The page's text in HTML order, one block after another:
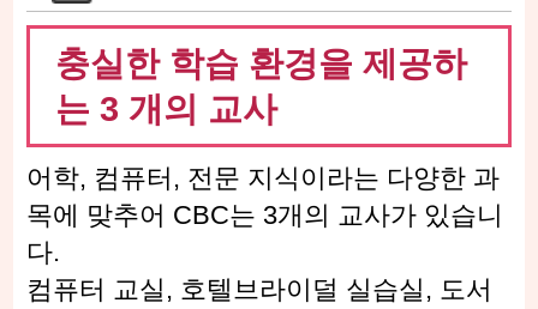
충실한 학습 환경을 제공하
는 3 개의 교사
어학, 컴퓨터, 전문 지식이라는 다양한 과
목에 맞추어 CBC는 3개의 교사가 있습니
다.
컴퓨터 교실, 호텔브라이덜 실습실, 도서